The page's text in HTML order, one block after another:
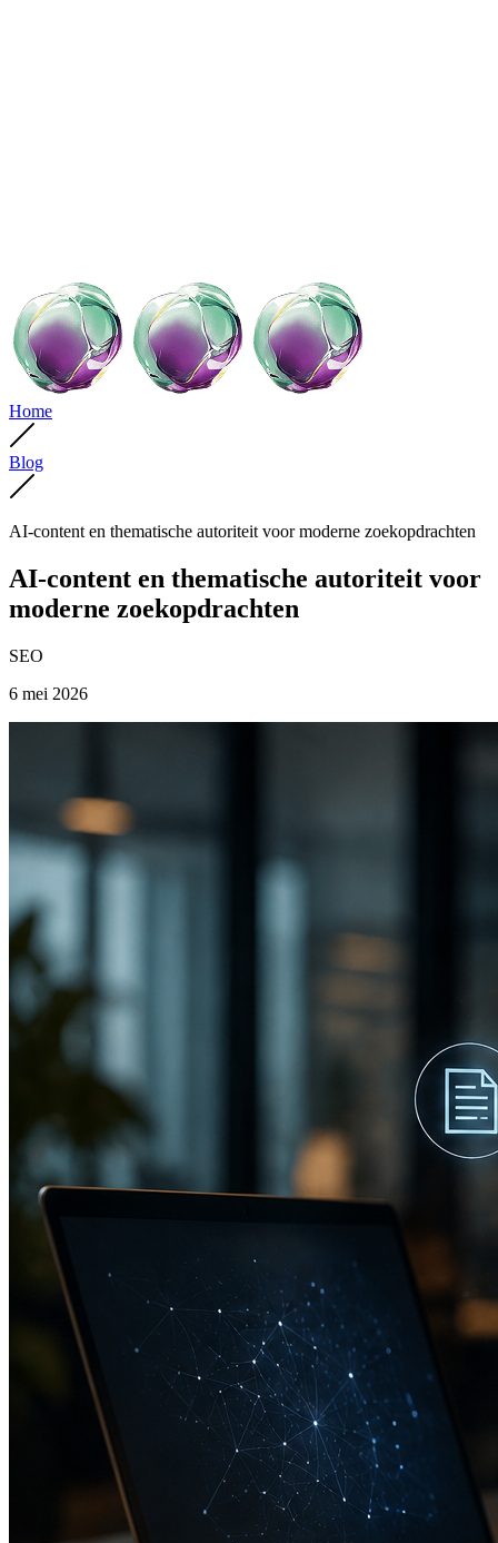
Home
Blog
AI-content en thematische autoriteit voor moderne zoekopdrachten
AI-content en thematische autoriteit voor
moderne zoekopdrachten
SEO
6 mei 2026